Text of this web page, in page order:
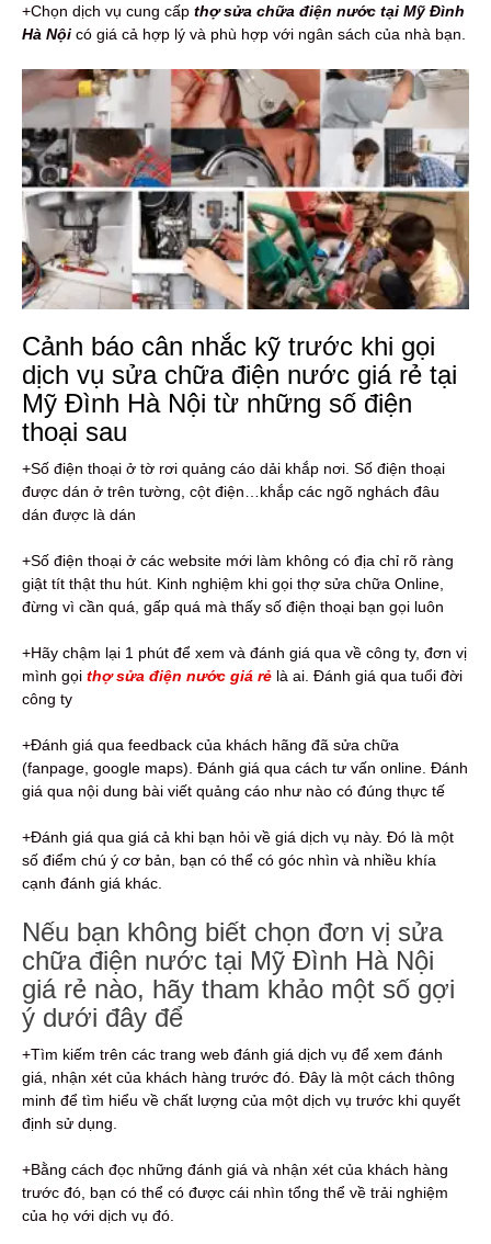
+Chọn dịch vụ cung cấp thợ sửa chữa điện nước tại Mỹ Đình
Hà Nội có giá cả hợp lý và phù hợp với ngân sách của nhà bạn.
Cảnh báo cân nhắc kỹ trước khi gọi
dịch vụ sửa chữa điện nước giá rẻ tại
Mỹ Đình Hà Nội từ những số điện
thoại sau
+Số điện thoại ở tờ rơi quảng cáo dải khắp nơi. Số điện thoại
được dán ở trên tường, cột điện…khắp các ngõ nghách đâu
dán được là dán
+Số điện thoại ở các website mới làm không có địa chỉ rõ ràng
giật tít thật thu hút. Kinh nghiệm khi gọi thợ sửa chữa Online,
đừng vì cần quá, gấp quá mà thấy số điện thoại bạn gọi luôn
+Hãy chậm lại 1 phút để xem và đánh giá qua về công ty, đơn vị
mình gọi thợ sửa điện nước giá rẻ là ai. Đánh giá qua tuổi đời
công ty
+Đánh giá qua feedback của khách hãng đã sửa chữa
(fanpage, google maps). Đánh giá qua cách tư vấn online. Đánh
giá qua nội dung bài viết quảng cáo như nào có đúng thực tế
+Đánh giá qua giá cả khi bạn hỏi về giá dịch vụ này. Đó là một
số điểm chú ý cơ bản, bạn có thể có góc nhìn và nhiều khía
cạnh đánh giá khác.
Nếu bạn không biết chọn đơn vị sửa
chữa điện nước tại Mỹ Đình Hà Nội
giá rẻ nào, hãy tham khảo một số gợi
ý dưới đây để
+Tìm kiếm trên các trang web đánh giá dịch vụ để xem đánh
giá, nhận xét của khách hàng trước đó. Đây là một cách thông
minh để tìm hiểu về chất lượng của một dịch vụ trước khi quyết
định sử dụng.
+Bằng cách đọc những đánh giá và nhận xét của khách hàng
trước đó, bạn có thể có được cái nhìn tổng thể về trải nghiệm
của họ với dịch vụ đó.